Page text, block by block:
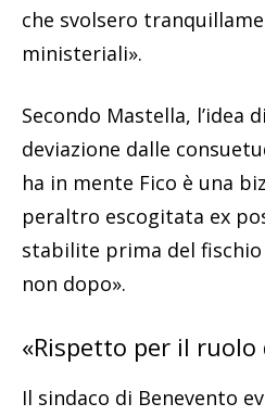
che svolsero
ministeriali».
Secondo Mastella, l’idea
deviazione dalle
ha in mente Fico è una
peraltro escogitata ex
stabilite prima del
non dopo».
«Rispetto per il
Il sindaco di Benevento